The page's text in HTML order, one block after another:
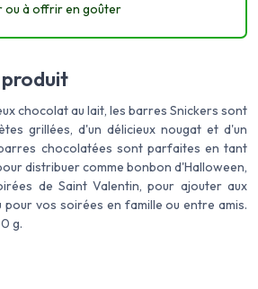
ou à offrir en goûter
chocolat au lait, les barres Snickers sont
grillées, d'un délicieux nougat et d'un
chocolatées sont parfaites en tant
distribuer comme bonbon d'Halloween,
de Saint Valentin, pour ajouter aux
pour vos soirées en famille ou entre amis.
g.